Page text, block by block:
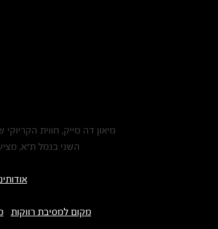
מיאון דה מייק, חווית
השני בנמל ת"א,
מקום למסיבת רווקות